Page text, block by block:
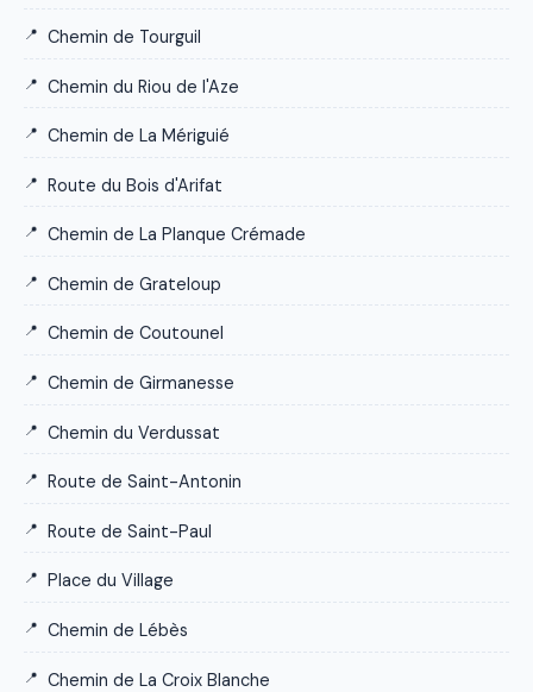
Chemin de Tourguil
Chemin du Riou de l'Aze
Chemin de La Mériguié
Route du Bois d'Arifat
Chemin de La Planque Crémade
Chemin de Grateloup
Chemin de Coutounel
Chemin de Girmanesse
Chemin du Verdussat
Route de Saint-Antonin
Route de Saint-Paul
Place du Village
Chemin de Lébès
Chemin de La Croix Blanche